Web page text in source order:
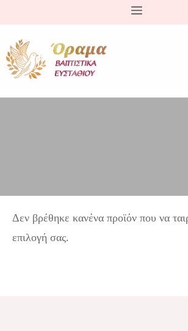
περιεχόμενο
Δεν βρέθηκε κανένα προϊόν που να
επιλογή σας.